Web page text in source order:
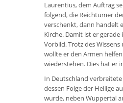
Laurentius, dem Auftrag
folgend, die Reichtümer
verschenkt, dann handelt
Kirche. Damit ist er
Vorbild. Trotz des
wollte er den Armen
wiederstehen. Dies hat er
In Deutschland
dessen Folge der Heilige
wurde, neben Wuppertal